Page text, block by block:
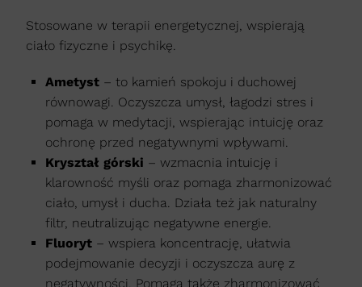
Stosowane w terapii energetycznej, wspierają
ciało fizyczne i psychikę.
Ametyst – to kamień spokoju i duchowej
równowagi. Oczyszcza umysł, łagodzi stres i
pomaga w medytacji, wspierając intuicję oraz
ochronę przed negatywnymi wpływami.
Kryształ górski – wzmacnia intuicję i
klarowność myśli oraz pomaga zharmonizować
ciało, umysł i ducha. Działa też jak naturalny
filtr, neutralizując negatywne energie.
Fluoryt – wspiera koncentrację, ułatwia
podejmowanie decyzji i oczyszcza aurę z
negatywności. Pomaga także zharmonizować